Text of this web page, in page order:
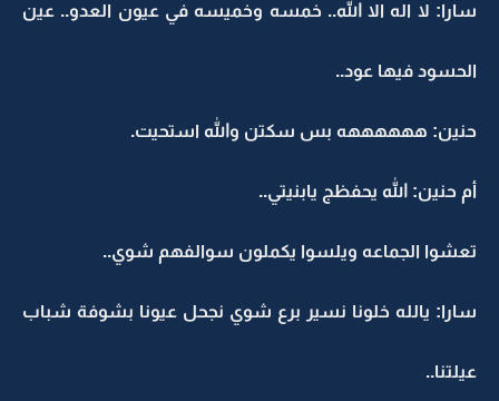
سارا: لا اله الا الله.. خمسه وخميسه في عيون العدو.. عين
الحسود فيها عود..
حنين: ههههههه بس سكتن والله استحيت.
أم حنين: الله يحفظج يابنيتي..
تعشوا الجماعه ويلسوا يكملون سوالفهم شوي..
سارا: يالله خلونا نسير برع شوي نجحل عيونا بشوفة شباب
عيلتنا..